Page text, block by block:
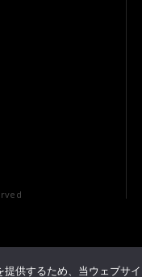
提供するため、当ウェブサ